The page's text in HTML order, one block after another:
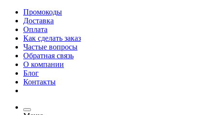
Промокоды
Доставка
Оплата
Как сделать заказ
Частые вопросы
Обратная связь
О компании
Блог
Контакты